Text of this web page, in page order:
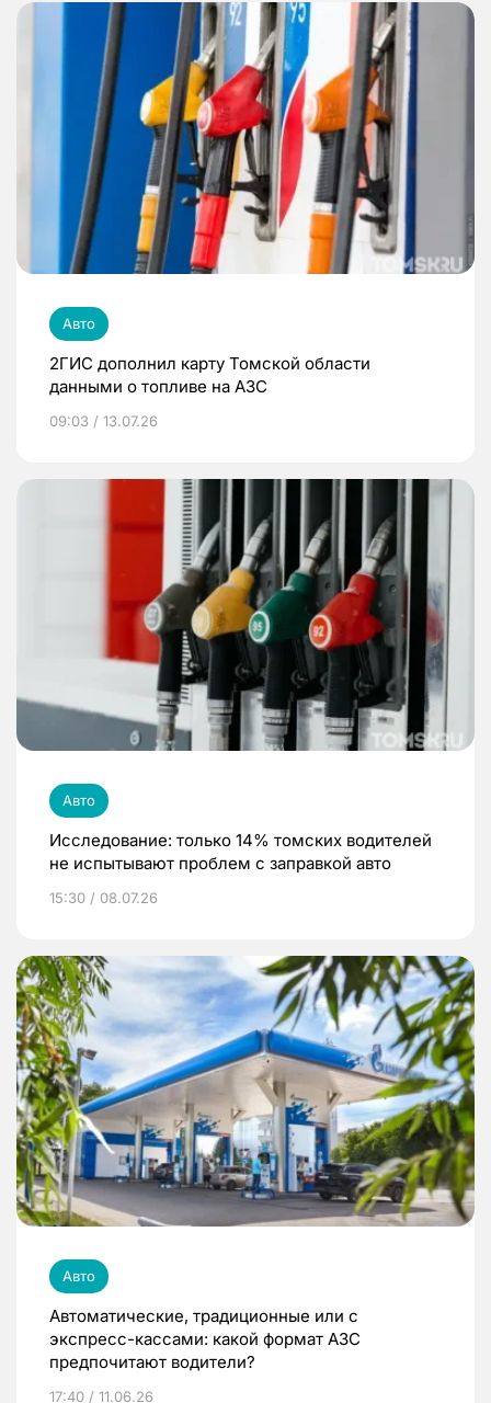
Авто
2ГИС дополнил карту Томской области
данными о топливе на АЗС
09:03 / 13.07.26
Авто
Исследование: только 14% томских водителей
не испытывают проблем с заправкой авто
15:30 / 08.07.26
Авто
Автоматические, традиционные или с
экспресс-кассами: какой формат АЗС
предпочитают водители?
17:40 / 11.06.26